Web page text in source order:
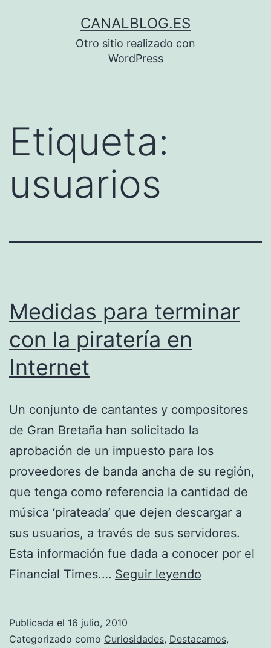
CANALBLOG.ES
Otro sitio realizado con
WordPress
Etiqueta:
usuarios
Medidas para terminar
con la piratería en
Internet
Un conjunto de cantantes y compositores
de Gran Bretaña han solicitado la
aprobación de un impuesto para los
proveedores de banda ancha de su región,
que tenga como referencia la cantidad de
música ‘pirateada’ que dejen descargar a
sus usuarios, a través de sus servidores.
Esta información fue dada a conocer por el
Financial Times.… Seguir leyendo
con
Publicada el 16 julio, 2010
Categorizado como Curiosidades, Destacamos,